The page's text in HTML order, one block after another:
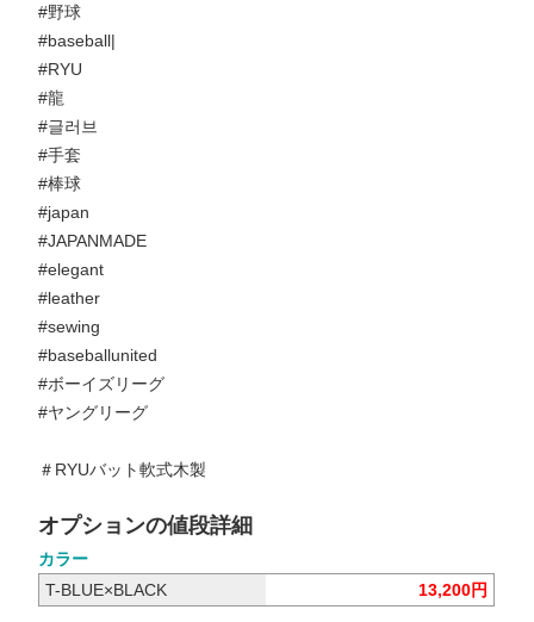
#野球
#baseball|
#RYU
#龍
#글러브
#手套
#棒球
#japan
#JAPANMADE
#elegant
#leather
#sewing
#baseballunited
#ボーイズリーグ
#ヤングリーグ
＃RYUバット軟式木製
オプションの値段詳細
カラー
T-BLUE×BLACK
13,200円